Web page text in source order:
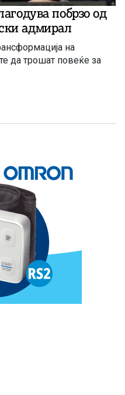
побрзо од
адмирал
на
да трошат повеќе за